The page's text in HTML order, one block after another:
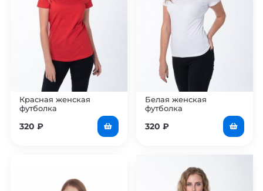
Красная женская
футболка
320 ₽
Белая женская
футболка
320 ₽